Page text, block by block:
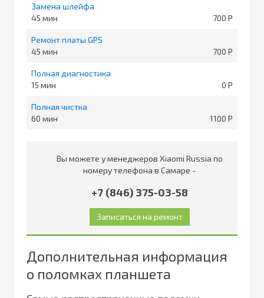
Замена шлейфа
45
700
Ремонт платы GPS
45
700
Полная диагностика
15
0
Полная чистка
60
1100
Вы можете у менеджеров Xiaomi Russia по
номеру телефона в Самаре -
+7 (846) 375-03-58
Дополнительная информация
о поломках планшета